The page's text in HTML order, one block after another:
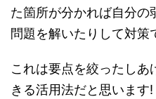
た箇所が分かれば自分の
問題を解いたりして対策
これは要点を絞ったし
きる活用法だと思います!